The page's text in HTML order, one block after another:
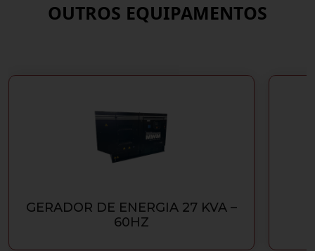
OUTROS EQUIPAMENTOS
GERADOR DE ENERGIA 27 KVA –
60HZ